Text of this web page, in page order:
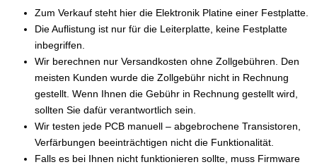
Zum Verkauf steht hier die Elektronik Platine einer Festplatte.
Die Auflistung ist nur für die Leiterplatte, keine Festplatte
inbegriffen.
Wir berechnen nur Versandkosten ohne Zollgebühren. Den
meisten Kunden wurde die Zollgebühr nicht in Rechnung
gestellt. Wenn Ihnen die Gebühr in Rechnung gestellt wird,
sollten Sie dafür verantwortlich sein.
Wir testen jede PCB manuell – abgebrochene Transistoren,
Verfärbungen beeinträchtigen nicht die Funktionalität.
Falls es bei Ihnen nicht funktionieren sollte, muss Firmware